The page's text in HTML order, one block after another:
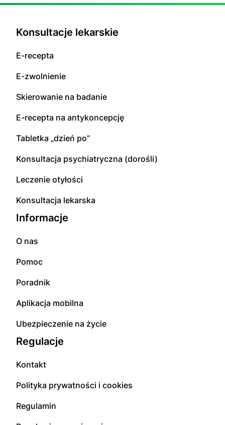
Konsultacje lekarskie
E-recepta
E-zwolnienie
Skierowanie na badanie
E-recepta na antykoncepcję
Tabletka „dzień po”
Konsultacja psychiatryczna (dorośli)
Leczenie otyłości
Konsultacja lekarska
Informacje
O nas
Pomoc
Poradnik
Aplikacja mobilna
Ubezpieczenie na życie
Regulacje
Kontakt
Polityka prywatności i cookies
Regulamin